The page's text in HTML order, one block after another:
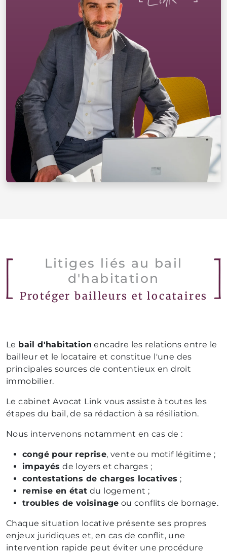
Litiges liés au bail
d'habitation
Protéger bailleurs et locataires
Le bail d'habitation encadre les relations entre le
bailleur et le locataire et constitue l'une des
principales sources de contentieux en droit
immobilier.
Le cabinet Avocat Link vous assiste à toutes les
étapes du bail, de sa rédaction à sa résiliation.
Nous intervenons notamment en cas de :
congé pour reprise, vente ou motif légitime ;
impayés de loyers et charges ;
contestations de charges locatives ;
remise en état du logement ;
troubles de voisinage ou conflits de bornage.
Chaque situation locative présente ses propres
enjeux juridiques et, en cas de conflit, une
intervention rapide peut éviter une procédure